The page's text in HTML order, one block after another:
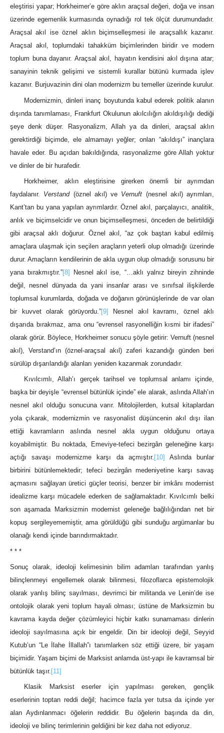
eleştirisi yapar; Horkheimer’e göre aklın araçsal değeri, doğa ve insan
üzerinde egemenlik kurmasında oynadığı rol tek ölçüt durumundadır.
Araçsal akıl ise öznel aklın biçimselleşmesi ile araçsallık kazanır.
Araçsal akıl, toplumdaki tahakküm biçimlerinden biridir ve modern
toplum buna dayanır. Araçsal akıl, hayatın kendisini akıl dışına atar;
sanayinin teknik gelişimi ve sistemli kurallar bütünü kurmada işlev
kazanır. Burjuvazinin dini olan modernizm bu temeller üzerinde kurulur.
Modernizmin, dinleri inanç boyutunda kabul ederek politik alanın
dışında tanımlaması, Frankfurt Okulunun akılcılığın akıldışılığı dediği
şeye denk düşer. Rasyonalizm, Allah ya da dinleri, araçsal aklın
gerektirdiği biçimde, ele almamayı yeğler; onları “akıldışı” inançlara
havale eder. Bu açıdan bakıldığında, rasyonalizme göre Allah yoktur
ve dinler de bir hurafedir.
Horkheimer, aklın eleştirisine girerken önemli bir ayrımdan
faydalanır. Verstand(öznel akıl) ve Vernuft (nesnel akıl) ayrımları,
Kant’tan bu yana yapılan ayrımlardır. Öznel akıl, parçalayıcı, analitik,
anlık ve biçimselcidir ve onun biçimselleşmesi, önceden de belirtildiği
gibi araçsal aklı doğurur. Öznel akıl, “az çok baştan kabul edilmiş
amaçlara ulaşmak için seçilen araçların yeterli olup olmadığı üzerinde
durur. Amaçların kendilerinin de akla uygun olup olmadığı sorusunu bir
yana bırakmıştır.”[8]
Nesnel akıl ise, “…aklı yalnız bireyin zihninde
değil, nesnel dünyada da yani insanlar arası ve sınıfsal ilişkilerde
toplumsal kurumlarda, doğada ve doğanın görünüşlerinde de var olan
bir kuvvet olarak görüyordu.”[9] Nesnel akıl kavramı, öznel aklı
dışarıda bırakmaz, ama onu “evrensel rasyonelliğin kısmi bir ifadesi”
olarak görür. Böylece, Horkheimer sonucu şöyle getirir: Vernuft (nesnel
akıl), Verstand’ın (öznel-araçsal akıl) zaferi kazandığı günden beri
sürülüp dışarılandığı alanları yeniden kazanmak zorundadır.
Kıvılcımlı, Allah’ı gerçek tarihsel ve toplumsal anlamı içinde,
başka bir deyişle “evrensel bütünlük içinde” ele alarak, aslında Allah’ın
nesnel akıl olduğu sonucuna varır. Mitolojilerden, kutsal kitaplardan
yola çıkarak, modernizmin ve rasyonalist düşüncenin akıl dışı ilan
ettiği kavramların aslında nesnel akla uygun olduğunu ortaya
koyabilmiştir. Bu noktada, Emeviye-tefeci bezirgân geleneğine karşı
açtığı savaşı modernizme karşı da açmıştır. [10]
Aslında bunlar
birbirini bütünlemektedir; tefeci bezirgân medeniyetine karşı savaş
açmasını sağlayan üretici güçler teorisi, benzer bir imkânı modernist
idealizme karşı mücadele ederken de sağlamaktadır. Kıvılcımlı belki
son aşamada Marksizmin modernist geleneğe bağlılığından net bir
kopuş sergileyememiştir, ama görüldüğü gibi sunduğu argümanlar bu
olanağı kendi içinde barındırmaktadır.
* * *
Sonuç olarak, ideoloji kelimesinin bilim adamları tarafından yanlış
bilinçlenmeyi engellemek olarak bilinmesi, filozoflarca epistemolojik
olarak yanlış bilinç sayılması, devrimci bir militanda ve Lenin’de ise
ontolojik olarak yeni toplum hayali olması; üstüne de Marksizmin bu
kavrama kayda değer çözümleyici hiçbir katkı sunamaması dinlerin
ideoloji sayılmasına açık bir engeldir. Din bir ideoloji değil, Seyyid
Kutub’un “Le İlahe İllallah”ı tanımlarken söz ettiği üzere, bir yaşam
biçimidir. Yaşam biçimi de Marksist anlamda üst-yapı ile kavramsal bir
bütünlük taşır. [11]
Klasik Marksist eserler için yapılması gereken, gençlik
eserlerinin toptan reddi değil; hacimce fazla yer tutsa da içinde yer
alan Aydınlanmacı öğelerin reddidir. Bu öğelerin başında da din,
ideoloji ve bilinç terimlerinin geldiğini bir kez daha not ediyoruz.